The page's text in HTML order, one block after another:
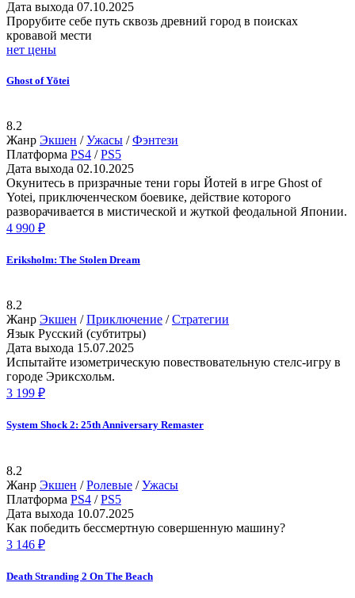
Дата выхода 07.10.2025
Прорубите себе путь сквозь древний город в поисках
кровавой мести
нет цены
Ghost of Yōtei
8.2
Жанр Экшен /Ужасы /Фэнтези
Платформа PS4 /PS5
Дата выхода 02.10.2025
Окунитесь в призрачные тени горы Йотей в игре Ghost of
Yotei, приключенческом боевике, действие которого
разворачивается в мистической и жуткой феодальной Японии.
4 990 ₽
Eriksholm: The Stolen Dream
8.2
Жанр Экшен /Приключение /Стратегии
Язык Русский (субтитры)
Дата выхода 15.07.2025
Испытайте изометрическую повествовательную стелс-игру в
городе Эриксхольм.
3 199 ₽
System Shock 2: 25th Anniversary Remaster
8.2
Жанр Экшен /Ролевые /Ужасы
Платформа PS4 /PS5
Дата выхода 10.07.2025
Как победить бессмертную совершенную машину?
3 146 ₽
Death Stranding 2 On The Beach